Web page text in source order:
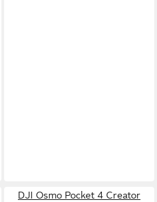
DJI Osmo Pocket 4 Creator